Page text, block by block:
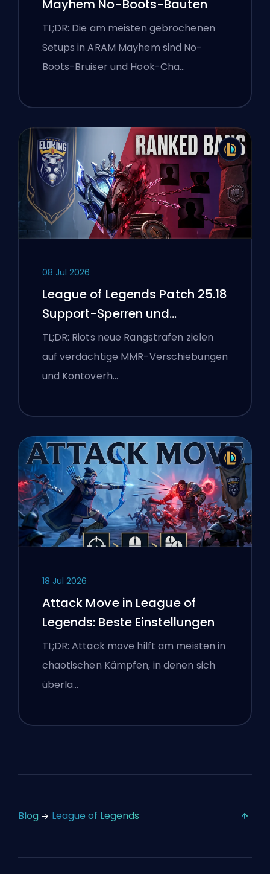
Mayhem No-Boots-Bauten
TL;DR: Die am meisten gebrochenen
Setups in ARAM Mayhem sind No-
Boots-Bruiser und Hook-Cha…
08 Jul 2026
League of Legends Patch 25.18
Support-Sperren und
Boosting-Flaggen
TL;DR: Riots neue Rangstrafen zielen
auf verdächtige MMR-Verschiebungen
und Kontoverh…
18 Jul 2026
Attack Move in League of
Legends: Beste Einstellungen
TL;DR: Attack move hilft am meisten in
chaotischen Kämpfen, in denen sich
überla…
Blog League of Legends